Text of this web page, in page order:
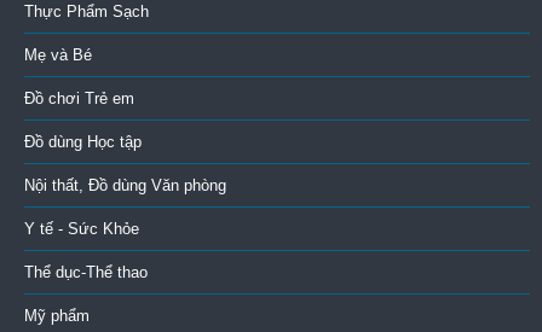
Thực Phẩm Sạch
Mẹ và Bé
Đồ chơi Trẻ em
Đồ dùng Học tập
Nội thất, Đồ dùng Văn phòng
Y tế - Sức Khỏe
Thể dục-Thể thao
Mỹ phẩm